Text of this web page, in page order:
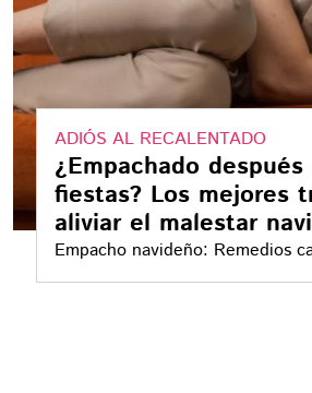
ADIÓS AL RECALENTADO
¿Empachado
fiestas? Los mejores
aliviar el malestar
Empacho navideño: Remedios
para decir adiós a la pesadez